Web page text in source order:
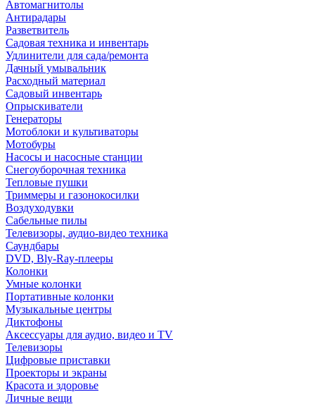
Автомагнитолы
Антирадары
Разветвитель
Садовая техника и инвентарь
Удлинители для сада/ремонта
Дачный умывальник
Расходный материал
Садовый инвентарь
Опрыскиватели
Генераторы
Мотоблоки и культиваторы
Мотобуры
Насосы и насосные станции
Снегоуборочная техника
Тепловые пушки
Триммеры и газонокосилки
Воздуходувки
Сабельные пилы
Телевизоры, аудио-видео техника
Саундбары
DVD, Bly-Ray-плееры
Колонки
Умные колонки
Портативные колонки
Музыкальные центры
Диктофоны
Аксессуары для аудио, видео и TV
Телевизоры
Цифровые приставки
Проекторы и экраны
Красота и здоровье
Личные вещи